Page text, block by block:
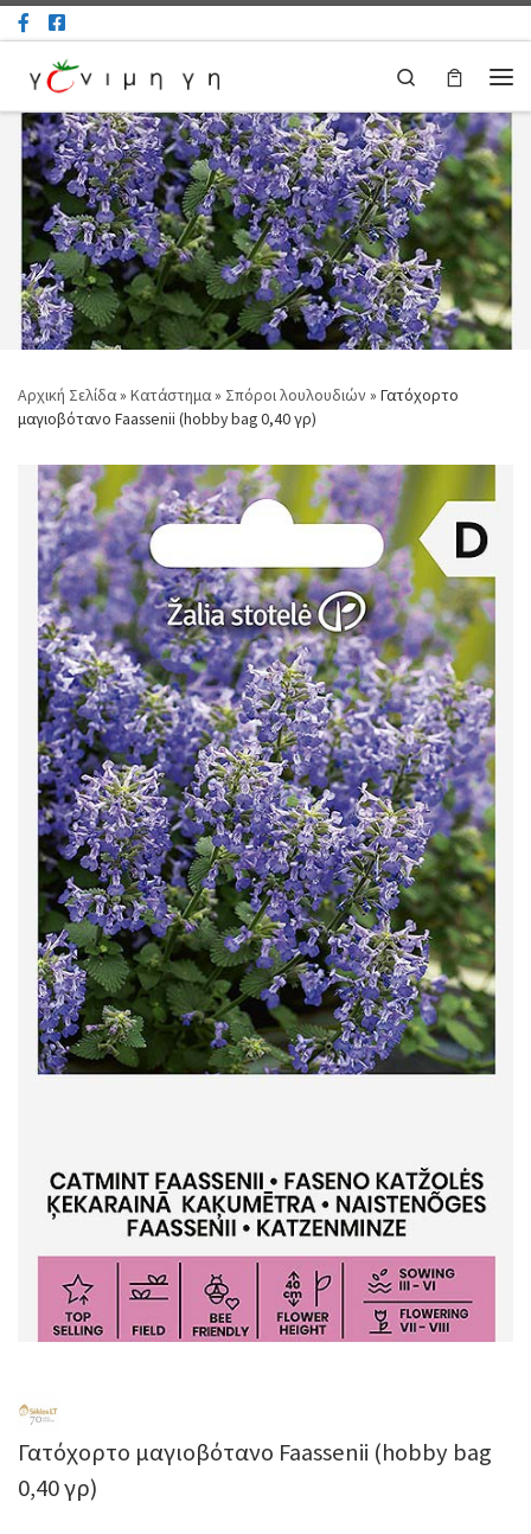
Μετάβαση στο περιεχόμενο
Search
Αρχική Σελίδα» Κατάστημα» Σπόροι λουλουδιών» Γατόχορτο
μαγιοβότανο Faassenii (hobby bag 0,40 γρ)
Γατόχορτο μαγιοβότανο Faassenii (hobby bag
0,40 γρ)